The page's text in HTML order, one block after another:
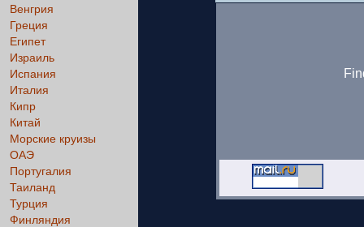
Венгрия
Греция
Египет
Израиль
Испания
Италия
Кипр
Китай
Морские круизы
ОАЭ
Португалия
Таиланд
Турция
Финляндия